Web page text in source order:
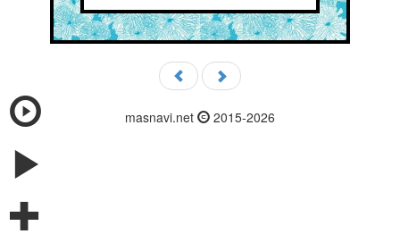
masnavi.net 2015-2026